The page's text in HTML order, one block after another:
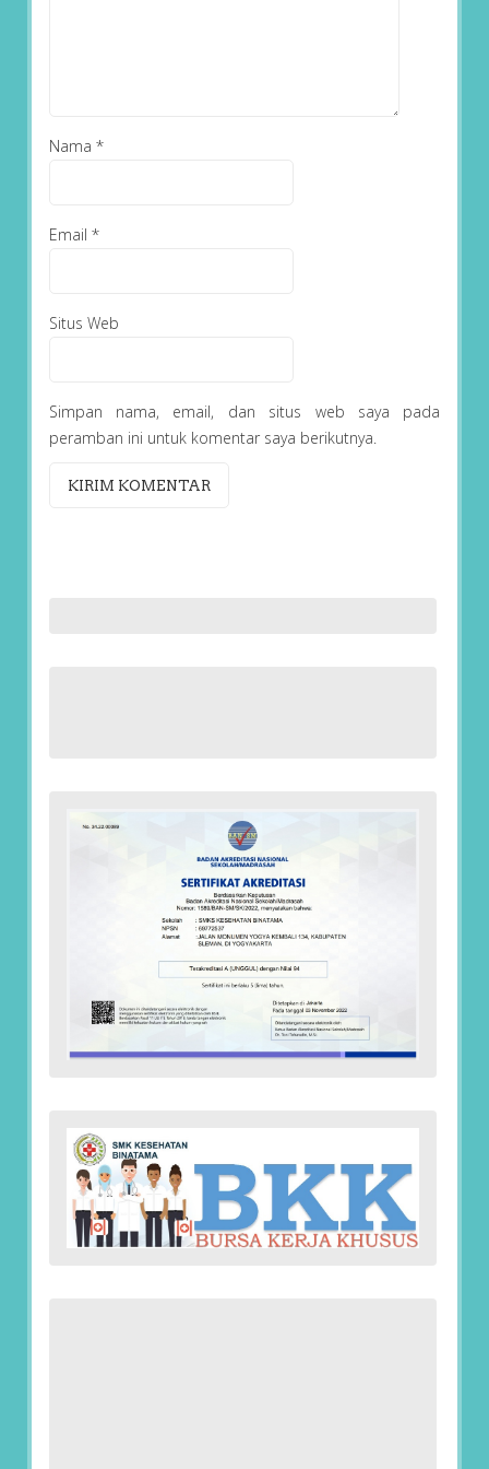
Nama *
Email *
Situs Web
Simpan nama, email, dan situs web saya pada
peramban ini untuk komentar saya berikutnya.